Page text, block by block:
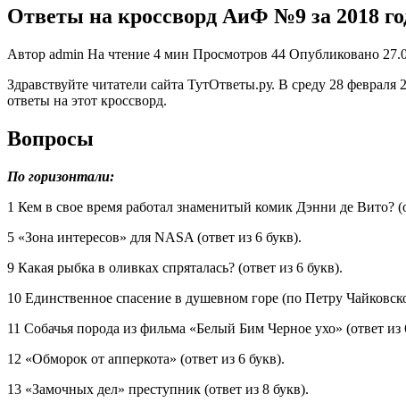
Ответы на кроссворд АиФ №9 за 2018
Автор admin На чтение 4 мин Просмотров 44 Опубликовано
Здравствуйте читатели сайта ТутОтветы.ру. В среду 28
ответы на этот кроссворд.
Вопросы
По горизонтали:
1 Кем в свое время работал знаменитый комик Дэнни де Вито?
5 «Зона интересов» для NASA (ответ из 6 букв).
9 Какая рыбка в оливках спряталась? (ответ из 6 букв).
10 Единственное спасение в душевном горе (по Петру
11 Собачья порода из фильма «Белый Бим Черное ухо» (ответ из
12 «Обморок от апперкота» (ответ из 6 букв).
13 «Замочных дел» преступник (ответ из 8 букв).